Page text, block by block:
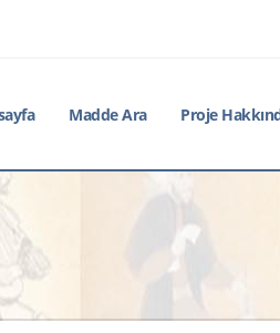
Madde Ara Proje